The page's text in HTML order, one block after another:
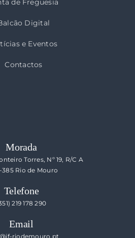
de Freguesia
Digital
e Eventos
Contactos
Morada
Torres, Nº 19, R/C A
385 Rio de Mouro
Telefone
219 178 290
Email
riodemouro.pt